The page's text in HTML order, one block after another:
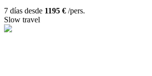
7 días desde 1195 € /pers.
Slow travel